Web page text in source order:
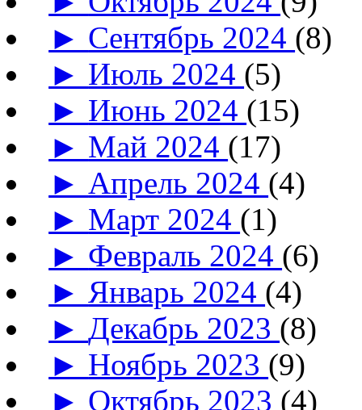
► Сентябрь 2024 (8)
► Июль 2024 (5)
► Июнь 2024 (15)
► Май 2024 (17)
► Апрель 2024 (4)
► Март 2024 (1)
► Февраль 2024 (6)
► Январь 2024 (4)
►Декабрь 2023 (8)
► Ноябрь 2023 (9)
► Октябрь 2023 (4)